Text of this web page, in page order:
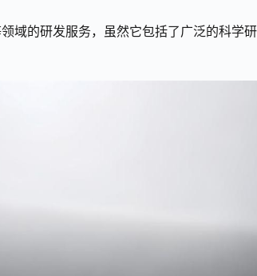
域的研发服务，虽然它包括了广泛的科学